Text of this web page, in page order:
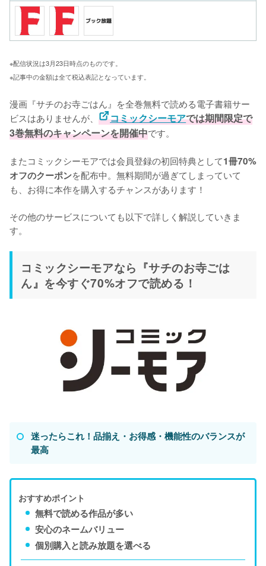
※配信状況は3月23日時点のものです。
※記事中の金額は全て税込表記となっています。
漫画『サチのお寺ごはん』を全巻無料で読める電子書籍サー
ビスはありませんが、
コミックシーモアでは期間限定で
3巻無料のキャンペーンを開催中です。
またコミックシーモアでは会員登録の初回特典として1冊70%
オフのクーポンを配布中。無料期間が過ぎてしまっていて
も、お得に本作を購入するチャンスがあります！
その他のサービスについても以下で詳しく解説していきま
す。
コミックシーモアなら『サチのお寺ごは
ん』を今すぐ70%オフで読める！
迷ったらこれ！品揃え・お得感・機能性のバランスが
最高
おすすめポイント
無料で読める作品が多い
安心のネームバリュー
個別購入と読み放題を選べる